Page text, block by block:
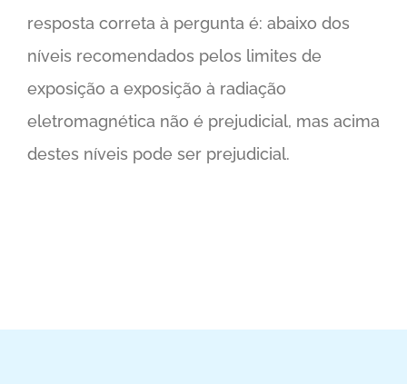
resposta correta à pergunta é: abaixo dos
níveis recomendados pelos limites de
exposição a exposição à radiação
eletromagnética não é prejudicial, mas acima
destes níveis pode ser prejudicial.